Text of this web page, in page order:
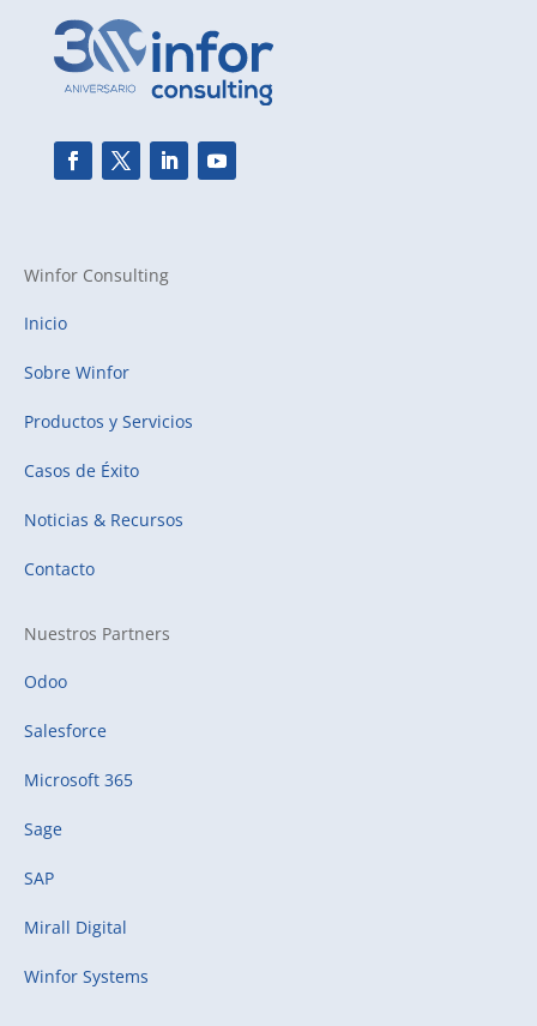
Winfor Consulting
Inicio
Sobre Winfor
Productos y Servicios
Casos de Éxito
Noticias & Recursos
Contacto
Nuestros Partners
Odoo
Salesforce
Microsoft 365
Sage
SAP
Mirall Digital
Winfor Systems